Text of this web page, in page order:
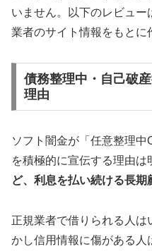
いません。以下のレビュ
業者のサイト情報をもとに
債務整理中・自己破
理由
ソフト闇金が「任意整理中
を積極的に宣伝する理由は
ど、利息を払い続ける長期
正規業者で借りられる人は
かし信用情報に傷がある人